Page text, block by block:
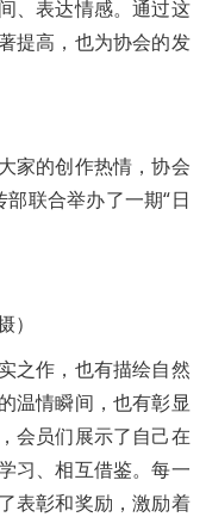
、表达情感。通过这
提高，也为协会的发
家的创作热情，协会
联合举办了一期“日
）
之作，也有描绘自然
温情瞬间，也有彰显
会员们展示了自己在
习、相互借鉴。每一
表彰和奖励，激励着